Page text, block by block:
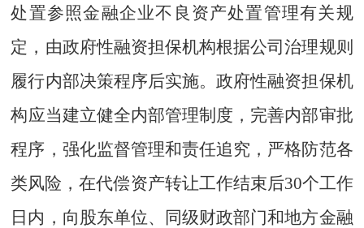
处置参照金融企业不良资产处置管理有关规
定，由政府性融资担保机构根据公司治理规则
履行内部决策程序后实施。政府性融资担保机
构应当建立健全内部管理制度，完善内部审批
程序，强化监督管理和责任追究，严格防范各
类风险 ，在代偿资产转让工作结束后30个工作
日内， 向股东单位、同级财政部门和地方金融